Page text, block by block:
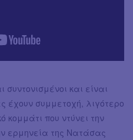
και είναι
έχουν συμμετοχή, λιγότερο
κομμάτι που ντύνει την
ερμηνεία της Νατάσας